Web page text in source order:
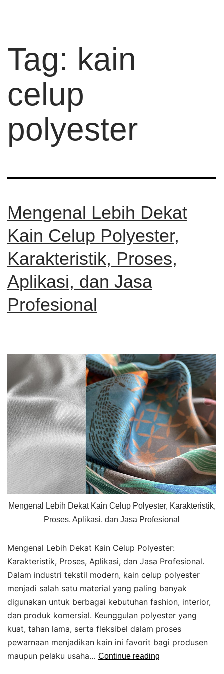
Tag: kain
celup
polyester
Mengenal Lebih Dekat
Kain Celup Polyester,
Karakteristik, Proses,
Aplikasi, dan Jasa
Profesional
Mengenal Lebih Dekat Kain Celup Polyester, Karakteristik,
Proses, Aplikasi, dan Jasa Profesional
Mengenal Lebih Dekat Kain Celup Polyester:
Karakteristik, Proses, Aplikasi, dan Jasa Profesional.
Dalam industri tekstil modern, kain celup polyester
menjadi salah satu material yang paling banyak
digunakan untuk berbagai kebutuhan fashion, interior,
dan produk komersial. Keunggulan polyester yang
kuat, tahan lama, serta fleksibel dalam proses
pewarnaan menjadikan kain ini favorit bagi produsen
maupun pelaku usaha… Continue reading